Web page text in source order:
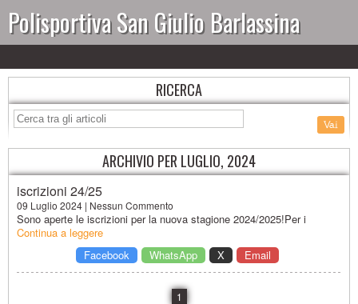
Polisportiva San Giulio Barlassina
RICERCA
ARCHIVIO PER LUGLIO, 2024
iscrizioni 24/25
09 Luglio 2024 | Nessun Commento
Continua a leggere
Facebook
WhatsApp X Email
1